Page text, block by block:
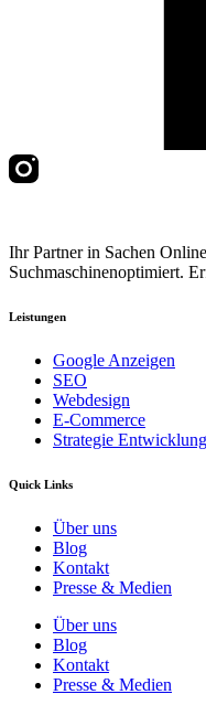
Ihr Partner in Sachen
Suchmaschinenoptimiert.
Leistungen
Google Anzeigen
SEO
Webdesign
E-Commerce
Strategie Entwicklung
Quick Links
Über uns
Blog
Kontakt
Presse & Medien
Über uns
Blog
Kontakt
Presse & Medien